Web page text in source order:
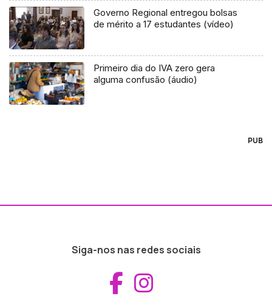
Governo Regional entregou bolsas
de mérito a 17 estudantes (vídeo)
Primeiro dia do IVA zero gera
alguma confusão (áudio)
PUB
Siga-nos nas redes sociais
Aceder ao